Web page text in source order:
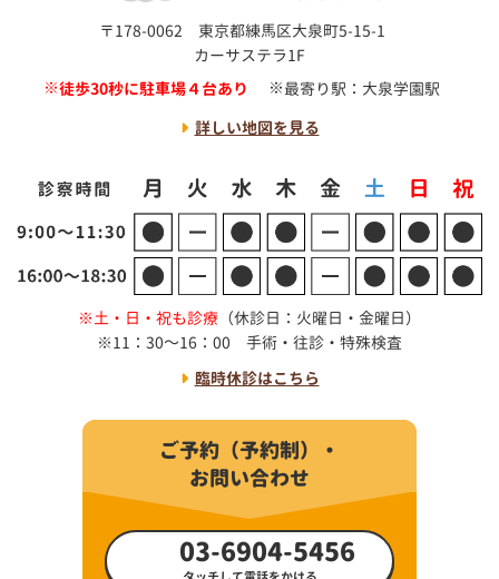
〒178-0062 東京都練馬区大泉町5-15-1
カーサステラ1F
徒歩30秒に駐車場４台あり
最寄り駅：大泉学園駅
詳しい地図を見る
土・日・祝も診療 （休診日：火曜日・金曜日）
11：30～16：00 手術・往診・特殊検査
臨時休診はこちら
ご予約（予約制）・
お問い合わせ
03-6904-5456